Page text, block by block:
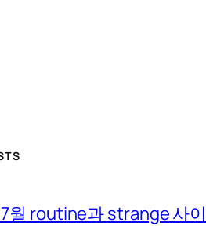
월 routine과 strange 사